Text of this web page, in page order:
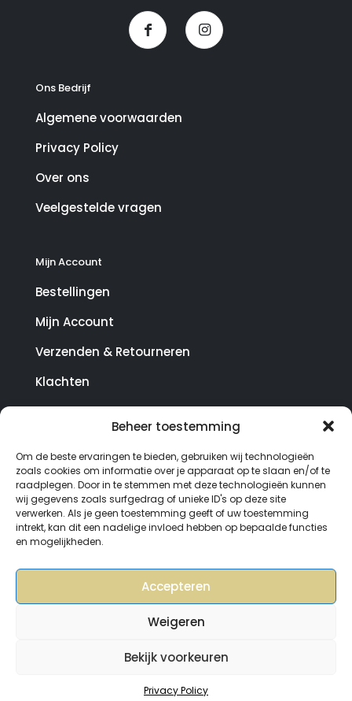
Beheer toestemming
Om de beste ervaringen te bieden, gebruiken wij technologieën
zoals cookies om informatie over je apparaat op te slaan en/of te
raadplegen. Door in te stemmen met deze technologieën kunnen
wij gegevens zoals surfgedrag of unieke ID's op deze site
verwerken. Als je geen toestemming geeft of uw toestemming
intrekt, kan dit een nadelige invloed hebben op bepaalde functies
en mogelijkheden.
Accepteren
Weigeren
Bekijk voorkeuren
Privacy Policy
Ons Bedrijf
Algemene voorwaarden
Privacy Policy
Over ons
Veelgestelde vragen
Mijn Account
Bestellingen
Mijn Account
Verzenden & Retourneren
Klachten
© Copyright SterrenHosting 2021-2026 - In opdracht
van Lynaly.nl